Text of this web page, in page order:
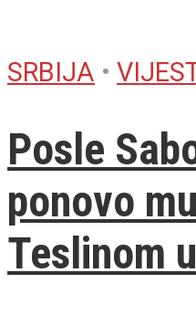
SRBIJA •
Posle
ponovo
Teslinom